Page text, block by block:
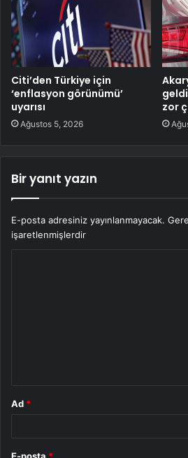
Citi’den Türkiye için
‘enflasyon görünümü’
uyarısı
Ağustos 5, 2026
zor
Bir yanıt yazın
E-posta adresiniz yayınlanmayacak.
işaretlenmişlerdir
Ad *